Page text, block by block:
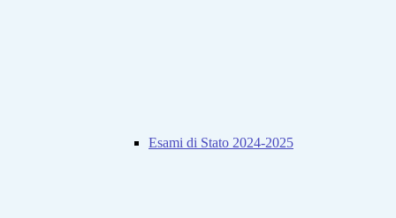
Esami di Stato 2024-2025